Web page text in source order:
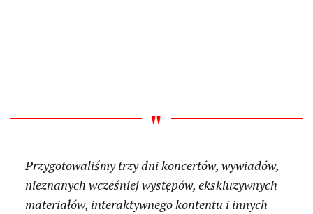
Przygotowaliśmy trzy dni koncertów, wywiadów,
nieznanych wcześniej występów, ekskluzywnych
materiałów, interaktywnego kontentu i innych